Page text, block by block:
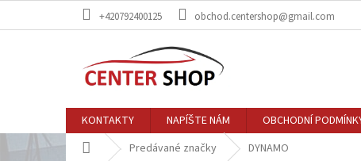
+420792400125 obchod.centershop@gmail.com
KONTAKTY NAPÍŠTE NÁM OBCHODNÍ
DomovPredávané značky DYNAMO